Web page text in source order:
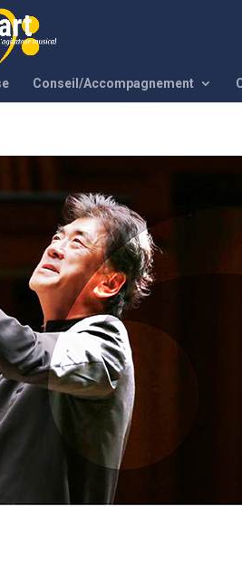
Conseil/Accompagnement